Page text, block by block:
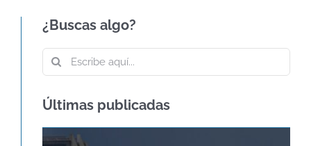
¿Buscas algo?
Buscar:
Últimas publicadas